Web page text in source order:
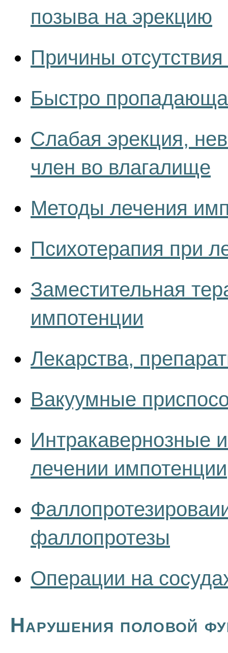
позыва на эрекцию
Причины
Быстро
Слабая эрекция,
член во влагалище
Методы лечения
Психотерапия при
Заместительная
импотенции
Лекарства,
Вакуумные
Интракавернозные
лечении импотенции
фаллопротезы
Операции на
Нарушения половой